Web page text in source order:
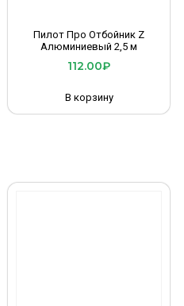
Пилот Про Отбойник Z
Алюминиевый 2,5 м
112.00₽
В корзину